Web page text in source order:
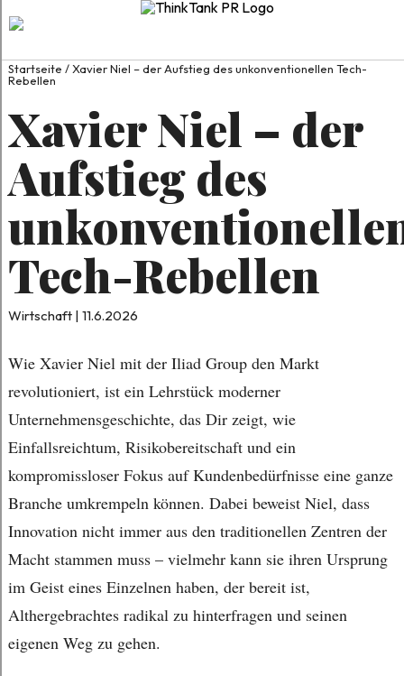
Startseite /Xavier Niel – der Aufstieg des unkonventionellen Tech-
Rebellen
Xavier Niel – der
Aufstieg des
Tech-Rebellen
Wirtschaft | 11.6.2026
Wie Xavier Niel mit der Iliad Group den Markt
revolutioniert, ist ein Lehrstück moderner
Unternehmensgeschichte, das Dir zeigt, wie
Einfallsreichtum, Risikobereitschaft und ein
kompromissloser Fokus auf Kundenbedürfnisse eine ganze
Branche umkrempeln können. Dabei beweist Niel, dass
Innovation nicht immer aus den traditionellen Zentren der
Macht stammen muss – vielmehr kann sie ihren Ursprung
im Geist eines Einzelnen haben, der bereit ist,
Althergebrachtes radikal zu hinterfragen und seinen
eigenen Weg zu gehen.